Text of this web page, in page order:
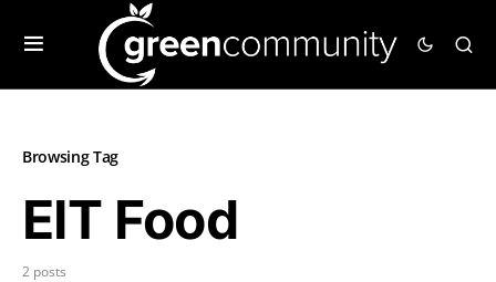
Browsing Tag
EIT Food
2 posts